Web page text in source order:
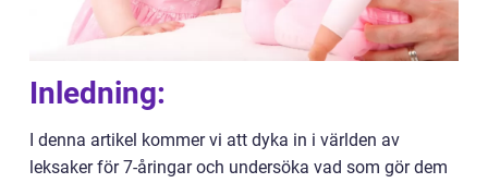
Inledning:
I denna artikel kommer vi att dyka in i världen av
leksaker för 7-åringar och undersöka vad som gör dem